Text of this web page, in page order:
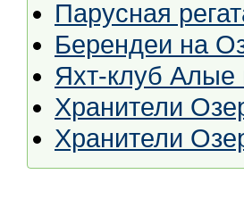
Парусная
Берендеи на
Яхт-клуб Алые
Хранители
Хранители